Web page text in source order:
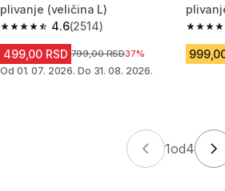
plivanje (veličina L)
4.6
4.6 od 5 zvezdica from 2514 Recenzije
(2514)
499,00 RSD Cena pre sniženja
799,00 RSD37%
Od 01. 07. 2026. Do 31. 08. 2026.
4.3 od
1od4